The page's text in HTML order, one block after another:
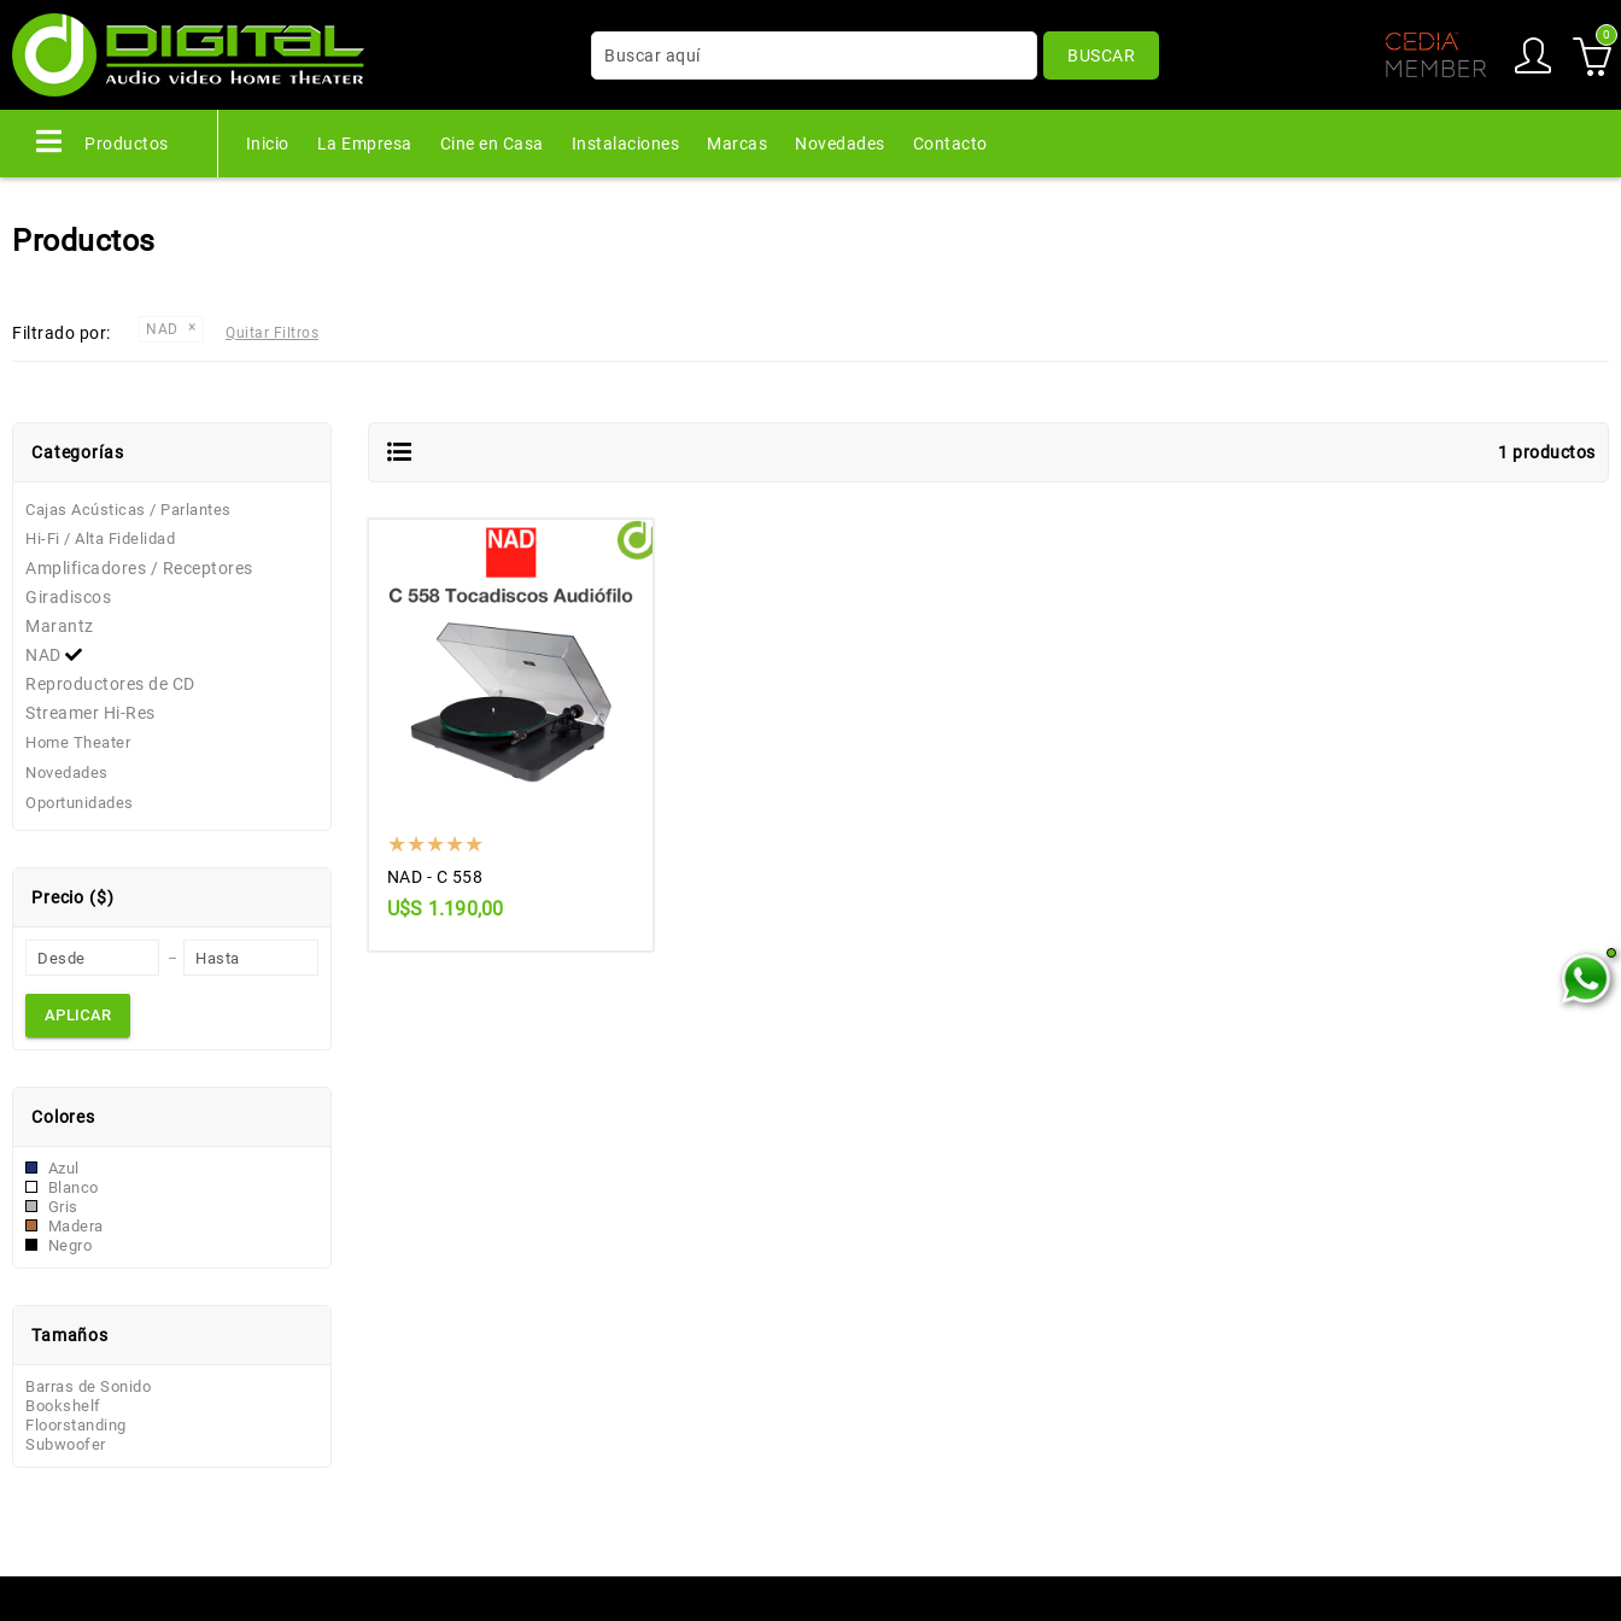
BUSCAR
0
Productos Inicio La Empresa Cine en Casa Instalaciones Marcas Novedades Contacto
Productos
Filtrado por: NAD Quitar Filtros
Categorías
Cajas Acústicas / Parlantes
Hi-Fi / Alta Fidelidad
Amplificadores / Receptores
Giradiscos
Marantz
NAD
Reproductores de CD
Streamer Hi-Res
Home Theater
Novedades
Oportunidades
Precio ($)
APLICAR
Colores
Azul
Blanco
Gris
Madera
Negro
Tamaños
Barras de Sonido
Bookshelf
Floorstanding
Subwoofer
1 productos
NAD - C 558
U$S 1.190,00